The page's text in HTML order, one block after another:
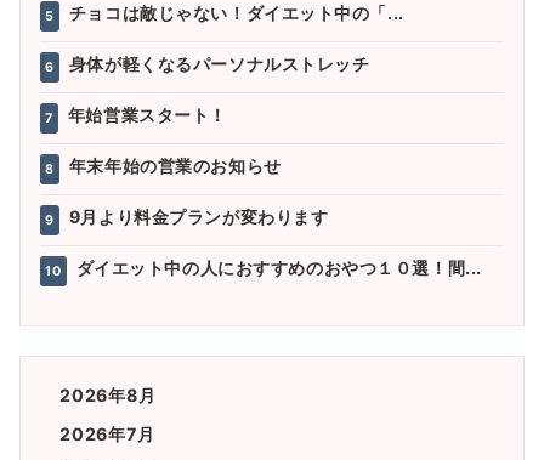
5 チョコは敵じゃない！ダイエット中の「...
6 身体が軽くなるパーソナルストレッチ
7 年始営業スタート！
8 年末年始の営業のお知らせ
9 9月より料金プランが変わります
10 ダイエット中の人におすすめのおやつ１０選！間...
2026年8月
2026年7月